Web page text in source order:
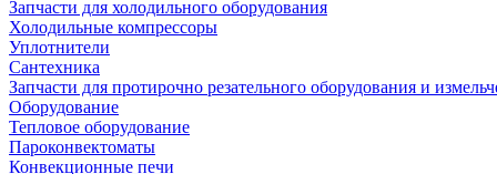
Запчасти для холодильного оборудования
Холодильные компрессоры
Уплотнители
Сантехника
Запчасти для протирочно резательного оборудования и
Оборудование
Тепловое оборудование
Пароконвектоматы
Конвекционные печи